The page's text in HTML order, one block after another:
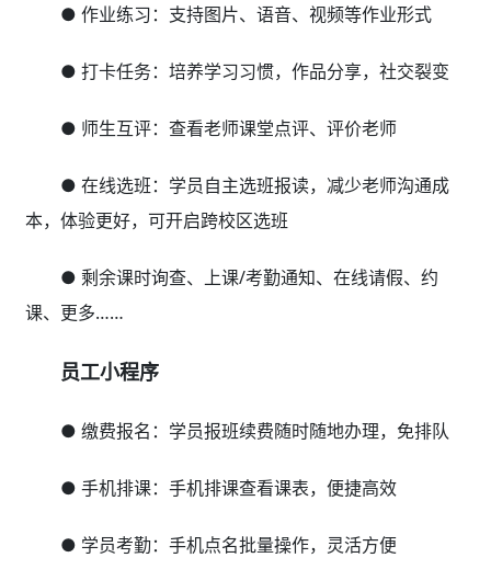
● 作业练习：支持图片、语音、视频等作业形式
● 打卡任务：培养学习习惯，作品分享，社交裂变
● 师生互评：查看老师课堂点评、评价老师
● 在线选班：学员自主选班报读，减少老师沟通成
本，体验更好，可开启跨校区选班
● 剩余课时询查、上课/考勤通知、在线请假、约
课、更多……
员工小程序
● 缴费报名：学员报班续费随时随地办理，免排队
● 手机排课：手机排课查看课表，便捷高效
● 学员考勤：手机点名批量操作，灵活方便